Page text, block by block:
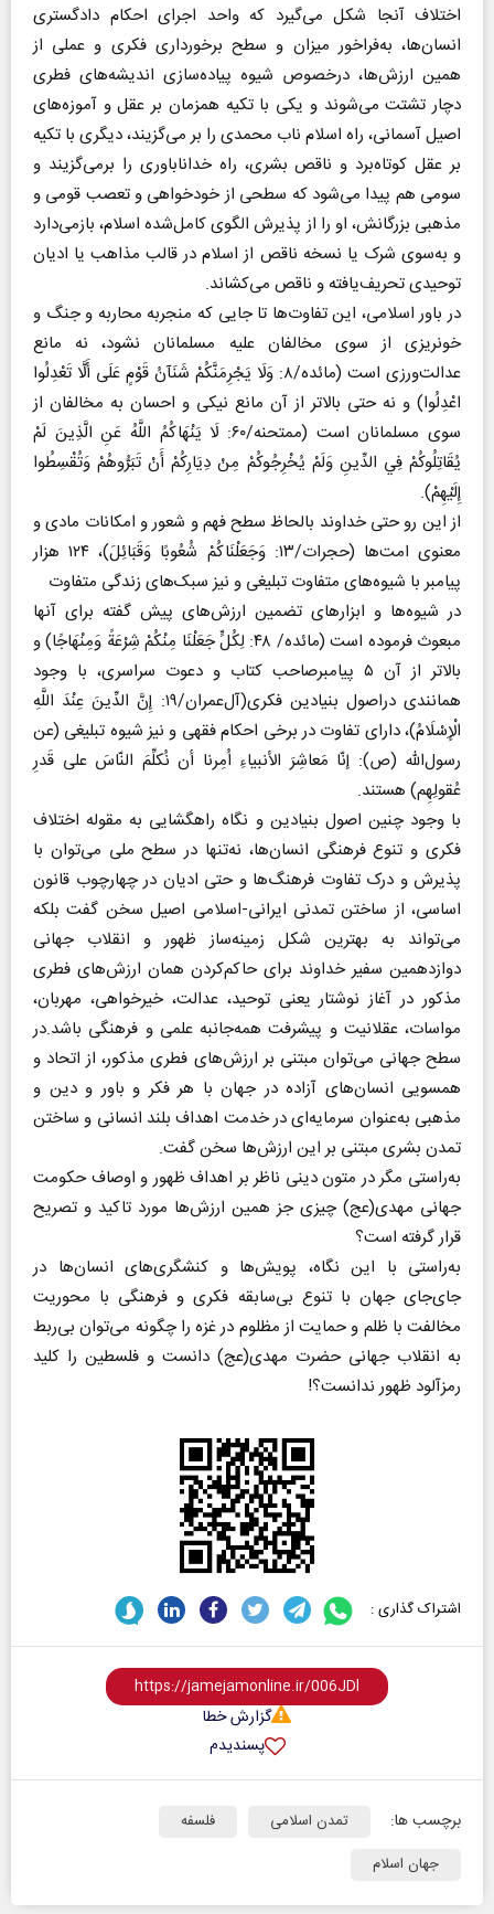
اختلاف آنجا شکل می‌گیرد که واحد اجرای احکام دادگستری
انسان‌ها، به‌فراخور میزان و سطح برخورداری فکری و عملی از
همین ارزش‌ها، در‌خصوص شیوه پیاده‌سازی اندیشه‌های فطری
دچار تشتت می‌شوند و یکی با تکیه همزمان بر عقل و آموزه‌های
اصیل آسمانی، راه اسلام ناب محمدی را بر می‌گزیند، دیگری با تکیه
بر عقل کوتاه‌برد و ناقص بشری، راه خداناباوری را بر‌می‌گزیند و
سومی هم پیدا می‌شود که سطحی از خودخواهی و تعصب قومی و
مذهبی بزرگانش، او را از پذیرش الگوی کامل‌شده اسلام، بازمی‌دارد
و به‌سوی شرک یا نسخه ناقص از اسلام در قالب مذاهب یا ادیان
توحیدی تحریف‌یافته و ناقص می‌کشاند.
در باور اسلامی، این تفاوت‌ها تا جایی که منجر‌به محاربه و جنگ و
خونریزی از سوی مخالفان علیه مسلمانان نشود، نه مانع
عدالت‌ورزی است (‌مائده/۸: وَلَا يَجْرِمَنَّكُمْ شَنَآنُ قَوْمٍ عَلَى أَلَّا تَعْدِلُوا
اعْدِلُوا) و نه حتی بالاتر از آن مانع نیکی و احسان به مخالفان از
سوی مسلمانان است (ممتحنه/۶۰: لَا يَنْهَاكُمُ اللَّهُ عَنِ الَّذِينَ لَمْ
يُقَاتِلُوكُمْ فِي الدِّينِ وَلَمْ يُخْرِجُوكُمْ مِنْ دِيَارِكُمْ أَنْ تَبَرُّوهُمْ وَتُقْسِطُوا
إِلَيْهِمْ).
از این رو حتی خداوند بالحاظ سطح فهم و شعور و امکانات مادی و
معنوی امت‌ها (‌حجرات/۱۳: وَجَعَلْنَاكُمْ شُعُوبًا وَقَبَائِلَ)، ۱۲۴ هزار
پیامبر با شیوه‌های متفاوت تبلیغی و نیز سبک‌های زندگی متفاوت
در شیوه‌ها و ابزارهای تضمین ارزش‌های پیش گفته برای آنها
مبعوث فرموده است (مائده/ ۴۸: لِكُلٍّ جَعَلْنَا مِنْكُمْ شِرْعَةً وَمِنْهَاجًا) و
بالاتر از آن ۵ پیامبرصاحب کتاب و دعوت سراسری، با وجود
همانندی دراصول بنیادین فکری(آل‌عمران/۱۹: إِنَّ الدِّينَ عِنْدَ اللَّهِ
الْإِسْلَامُ)، دارای تفاوت در برخی احکام فقهی و نیز شیوه تبلیغی (‌عن
رسول‌الله (ص): إنّا مَعاشِرَ الأنبياءِ اُمِرنا أن نُكلِّمَ النّاسَ على قَدرِ
عُقولِهِم) هستند.
با وجود چنین اصول بنیادین و نگاه راهگشایی به مقوله اختلاف
فکری و تنوع فرهنگی انسان‌ها، نه‌تنها در سطح ملی می‌توان با
پذیرش و درک تفاوت فرهنگ‌ها و حتی ادیان در چهارچوب قانون
اساسی، از ساختن تمدنی ایرانی-اسلامی اصیل سخن گفت بلکه
می‌تواند به بهترین شکل زمینه‌ساز ظهور و انقلاب جهانی
دوازدهمین سفیر خداوند برای حاکم‌کردن همان ارزش‌های فطری
مذکور در آغاز نوشتار یعنی توحید، عدالت، خیرخواهی، مهربان،
مواسات، عقلانیت و پیشرفت همه‌جانبه علمی و فرهنگی باشد‌.در
سطح جهانی می‌توان مبتنی بر ارزش‌های فطری مذکور، از اتحاد و
همسویی انسان‌های آزاده در جهان با هر فکر و باور و دین و
مذهبی به‌عنوان سرمایه‌ای در خدمت اهداف بلند انسانی و ساختن
تمدن بشری مبتنی بر این ارزش‌ها سخن گفت.
به‌راستی مگر در متون دینی ناظر بر اهداف ظهور و اوصاف حکومت
جهانی مهدی‌(عج) چیزی جز همین ارزش‌ها مورد تاکید و تصریح
قرار گرفته است؟
به‌راستی با این نگاه، پویش‌ها و کنشگری‌های انسان‌ها در
جای‌جای جهان با تنوع بی‌سابقه فکری و فرهنگی با محوریت
مخالفت با ظلم و حمایت از مظلوم در غزه را چگونه می‌توان بی‌ربط
به انقلاب جهانی حضرت مهدی‌(عج) دانست و فلسطین را کلید
رمزآلود ظهور ندانست؟!
اشتراک گذاری :
گزارش خطا
پسندیدم
برچسب ها: تمدن اسلامی
فلسفه
جهان اسلام